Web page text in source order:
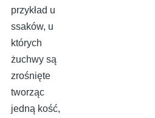
przykład u
ssaków, u
których
żuchwy są
zrośnięte
tworząc
jedną kość,